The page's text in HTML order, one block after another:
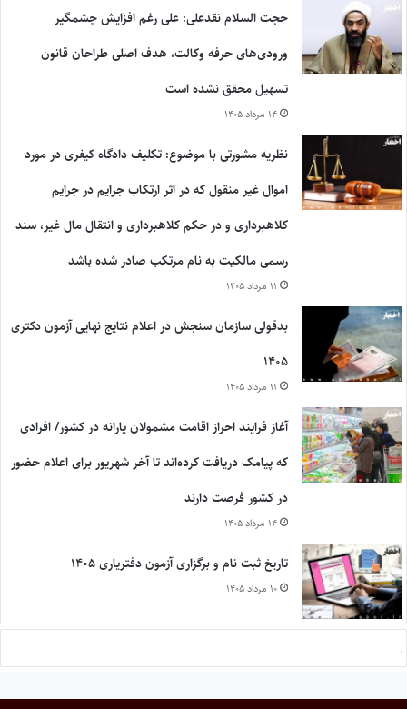
حجت السلام نقدعلی: علی رغم افزایش چشمگیر
ورودی‌های حرفه وکالت، هدف اصلی طراحان قانون
تسهیل محقق نشده است
۱۴ مرداد ۱۴۰۵
نظریه مشورتی با موضوع: تکلیف دادگاه کیفری در مورد
اموال غیر منقول که در اثر ارتکاب جرایم در جرایم
کلاهبرداری و در حکم کلاهبرداری و انتقال مال غیر، سند
رسمی مالکیت به نام مرتکب صادر شده باشد
۱۱ مرداد ۱۴۰۵
بدقولی سازمان سنجش در اعلام نتایج نهایی آزمون دکتری
۱۴۰۵
۱۱ مرداد ۱۴۰۵
آغاز فرایند احراز اقامت مشمولان یارانه در کشور/ افرادی
که پیامک دریافت کرده‌اند تا آخر شهریور برای اعلام حضور
در کشور فرصت دارند
۱۴ مرداد ۱۴۰۵
تاریخ ثبت نام و برگزاری آزمون دفتریاری ۱۴۰۵
۱۰ مرداد ۱۴۰۵